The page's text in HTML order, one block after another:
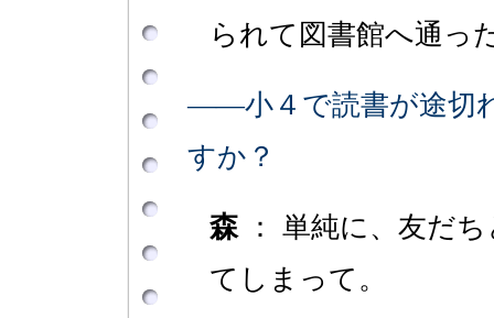
られて図書館へ通っ
――小４で読書が途切
すか？
森 ： 単純に、友だ
てしまって。